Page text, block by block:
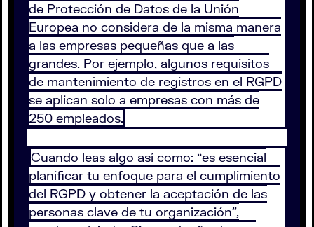
de Protección de Datos de la Unión
Europea no considera de la misma manera
a las empresas pequeñas que a las
grandes. Por ejemplo, algunos requisitos
de mantenimiento de registros en el RGPD
se aplican solo a empresas con más de
250 empleados.
Cuando leas algo así como: “es esencial
planificar tu enfoque para el cumplimiento
del RGPD y obtener la aceptación de las
personas clave de tu organización”,